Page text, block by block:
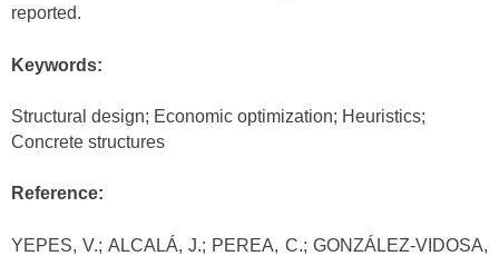
reported.
Keywords:
Structural design; Economic optimization; Heuristics;
Concrete structures
Reference:
YEPES, V.; ALCALÁ, J.; PEREA, C.; GONZÁLEZ-VIDOSA,